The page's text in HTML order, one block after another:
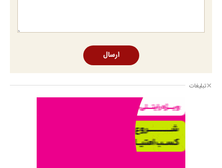
ارسال
تبلیغات